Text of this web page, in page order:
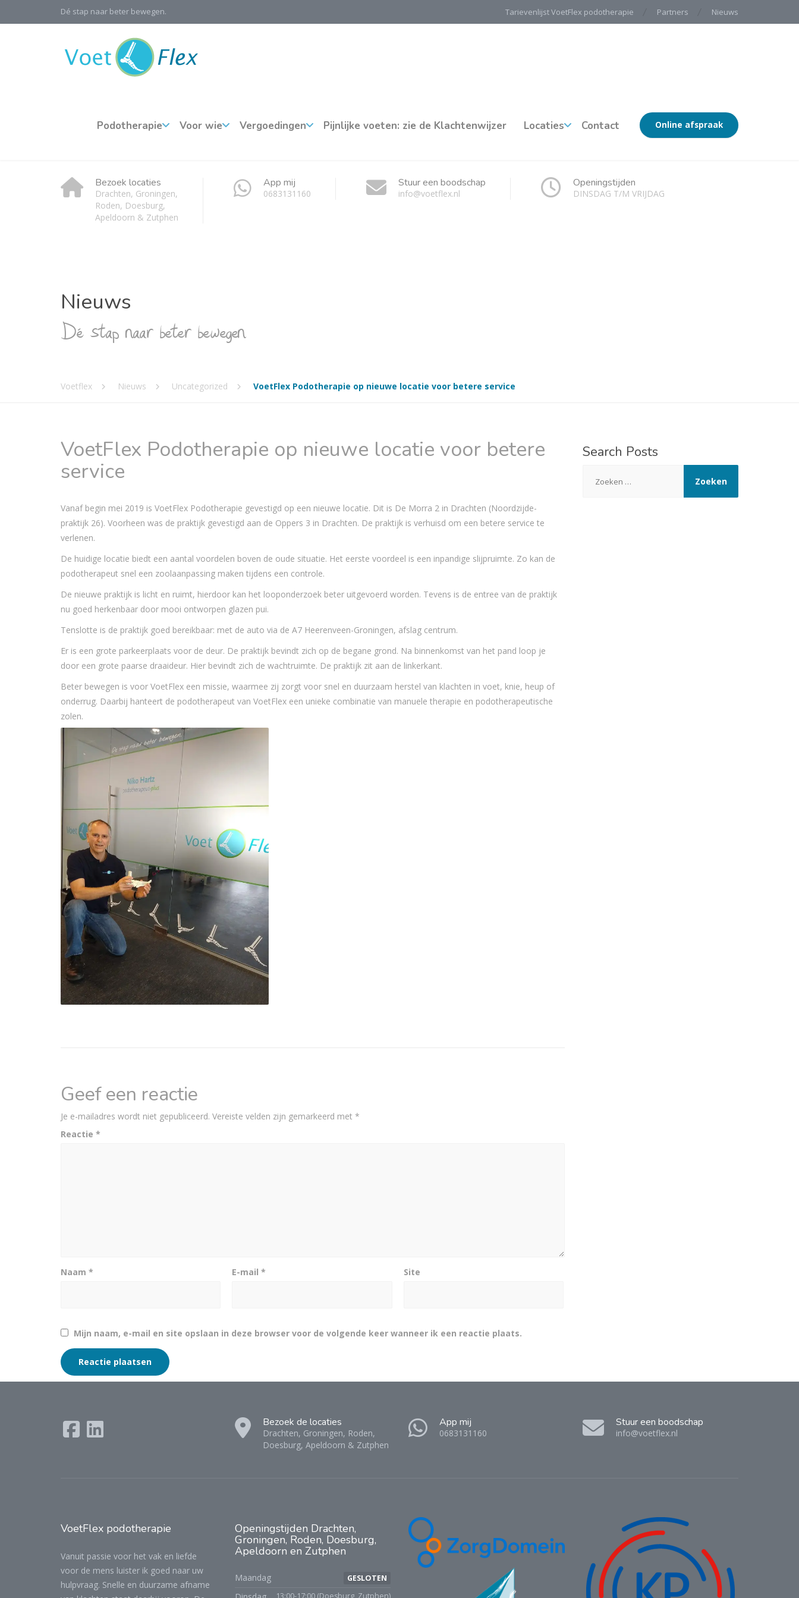
Dé stap naar beter bewegen. Tarievenlijst VoetFlex podotherapie Partners Nieuws
Podotherapie Voor wie Vergoedingen Pijnlijke voeten: zie de Klachtenwijzer Locaties Contact Online afspraak
Bezoek locaties
Drachten, Groningen,
Roden, Doesburg,
Apeldoorn & Zutphen
App mij
0683131160
Stuur een boodschap
info@voetflex.nl
Openingstijden
DINSDAG T/M VRIJDAG
Nieuws
Dé stap naar beter bewegen
Voetflex Nieuws Uncategorized VoetFlex Podotherapie op nieuwe locatie voor betere service
VoetFlex Podotherapie op nieuwe locatie voor betere
service
Vanaf begin mei 2019 is VoetFlex Podotherapie gevestigd op een nieuwe locatie. Dit is De Morra 2 in Drachten (Noordzijde-
praktijk 26). Voorheen was de praktijk gevestigd aan de Oppers 3 in Drachten. De praktijk is verhuisd om een betere service te
verlenen.
De huidige locatie biedt een aantal voordelen boven de oude situatie. Het eerste voordeel is een inpandige slijpruimte. Zo kan de
podotherapeut snel een zoolaanpassing maken tijdens een controle.
De nieuwe praktijk is licht en ruimt, hierdoor kan het looponderzoek beter uitgevoerd worden. Tevens is de entree van de praktijk
nu goed herkenbaar door mooi ontworpen glazen pui.
Tenslotte is de praktijk goed bereikbaar: met de auto via de A7 Heerenveen-Groningen, afslag centrum.
Er is een grote parkeerplaats voor de deur. De praktijk bevindt zich op de begane grond. Na binnenkomst van het pand loop je
door een grote paarse draaideur. Hier bevindt zich de wachtruimte. De praktijk zit aan de linkerkant.
Beter bewegen is voor VoetFlex een missie, waarmee zij zorgt voor snel en duurzaam herstel van klachten in voet, knie, heup of
onderrug. Daarbij hanteert de podotherapeut van VoetFlex een unieke combinatie van manuele therapie en podotherapeutische
zolen.
Geef een reactie
Je e-mailadres wordt niet gepubliceerd. Vereiste velden zijn gemarkeerd met *
Reactie *
Naam * E-mail* Site
Mijn naam, e-mail en site opslaan in deze browser voor de volgende keer wanneer ik een reactie plaats.
Search Posts
naar:
Bezoek de locaties
Drachten, Groningen, Roden,
Doesburg, Apeldoorn & Zutphen
App mij
0683131160
Stuur een boodschap
info@voetflex.nl
VoetFlex podotherapie
Vanuit passie voor het vak en liefde
voor de mens luister ik goed naar uw
hulpvraag. Snelle en duurzame afname
Openingstijden Drachten,
Groningen, Roden, Doesburg,
Apeldoorn en Zutphen
Maandag GESLOTEN